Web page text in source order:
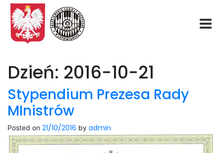
O nas
Rekrutacja
Dzień: 2016-10-21
Stypendium Prezesa Rady
MInistrów
Posted on 21/10/2016 by admin